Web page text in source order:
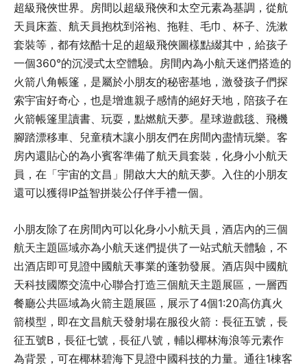
超級飛俠世界。房間以超級飛俠和太空元素為基調，從航
天員床蓋、航天員抱枕到浴袍、拖鞋、毛巾、杯子、洗漱
套裝等，都有炫酷十足的超級飛俠圖樣點綴其中，給孩子
一個360°的沉浸式太空體驗。房間內為小航天迷們搭造的
火箭八角帳篷，是屬於小朋友的秘密基地，激發孩子們探
索宇宙好奇心，也是增進親子感情的絕好天地，陪孩子在
火箭帳篷里讀書、玩耍，點燃航天夢。星球遊戲毯、飛機
腳踏漂移車、兒童積木讓小朋友們在房間內盡情玩樂。客
房內還貼心的為小賓客準備了航天員套裝，化身小小航天
員，在「宇宙的文昌」開啟大大的航天夢。入住的小朋友
還可以獲得IP益智拼裝公仔伴手禮一個。
小朋友除了在房間內可以化身小小航天員，酒店內的三個
航天主題區域亦為小航天迷們提供了一站式航天體驗，不
出酒店即可見證中國航天事業的蓬勃發展。酒店與中國航
天科技國際交流中心聯合打造三個航天主題展區，一層西
餐廳公共區域為火箭主題展區，展示了4個1:20高仿真火
箭模型，即在文昌航天發射場在服役火箭：長征五號，長
征五號B，長征七號，長征八號，輔以椰林海浪等元素作
為背景，可在椰林碧海下見證中國科技的力量。通往1棟客